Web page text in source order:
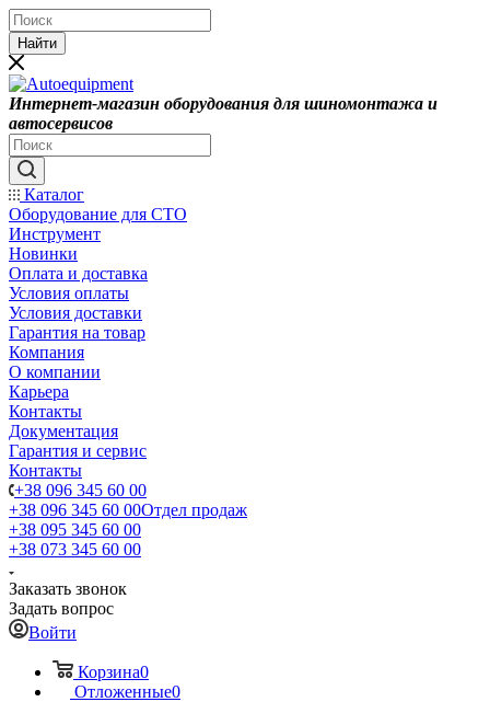
Найти
Интернет-магазин оборудования для шиномонтажа и
автосервисов
Каталог
Оборудование для СТО
Инструмент
Новинки
Оплата и доставка
Условия оплаты
Условия доставки
Гарантия на товар
Компания
О компании
Карьера
Контакты
Документация
Гарантия и сервис
Контакты
+38 096 345 60 00
+38 096 345 60 00Отдел продаж
+38 095 345 60 00
+38 073 345 60 00
Заказать звонок
Задать вопрос
Войти
Корзина0
Отложенные0